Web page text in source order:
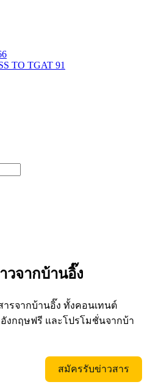
TO TGAT 91
จากบ้านอิ๊ง
รจากบ้านอิ๊ง ทั้งคอนเทนต์
งกฤษฟรี และโปรโมชั่นจากบ้า
สมัครรับข่าวสาร